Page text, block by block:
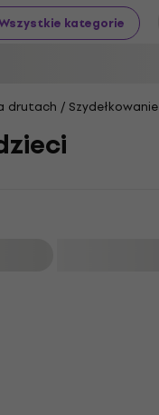
kategorie
drutach / Szydełkowanie